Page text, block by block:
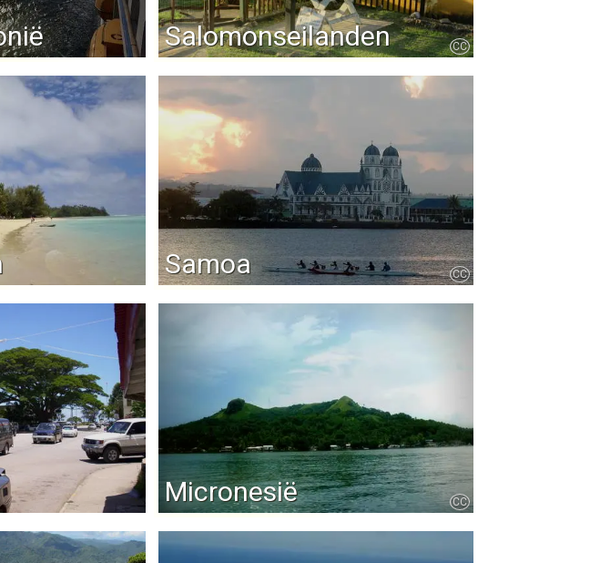
Salomonseilanden CC
Samoa CC
Micronesië CC